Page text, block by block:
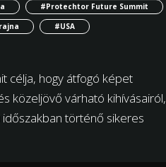
#Protechtor Future Summit
#USA
célja, hogy átfogó képet
közeljövő várható kihívásairól,
történő sikeres